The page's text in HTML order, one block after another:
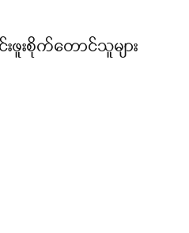
ဖူးစိုက်တောင်သူများ